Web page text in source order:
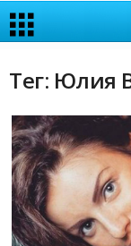
Тег: Юлия